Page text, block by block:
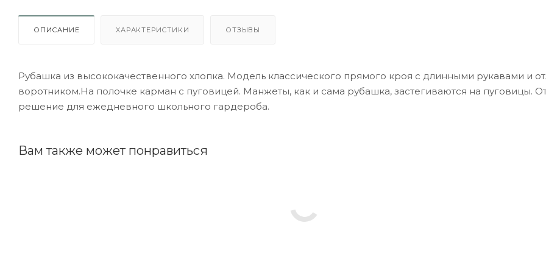
ОПИСАНИЕ ХАРАКТЕРИСТИКИ ОТЗЫВЫ
Рубашка из высококачественного хлопка. Модель классического прямого кроя с длинными рукавами и
воротником.На полочке карман с пуговицей. Манжеты, как и сама рубашка, застегиваются на пуговицы.
решение для ежедневного школьного гардероба.
Вам также может понравиться